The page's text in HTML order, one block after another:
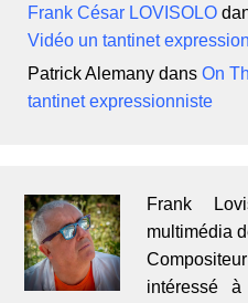
Frank César LOVISOLO
Vidéo un tantinet
Patrick Alemany dansOn
tantinet expressionniste
Frank
multimédia
intéressé